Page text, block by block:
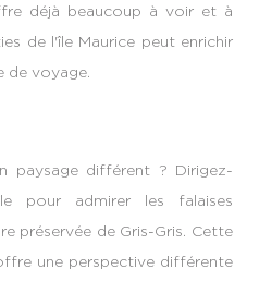
déjà beaucoup à voir et à
de l'île Maurice peut enrichir
de voyage.
paysage différent ? Dirigez-
pour admirer les falaises
préservée de Gris-Gris. Cette
une perspective différente